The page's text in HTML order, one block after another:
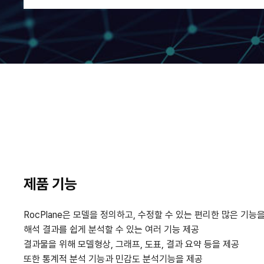
제품 기능
RocPlane은 모델을 정의하고, 수정할 수 있는 편리한 많은 기능
해석 결과를 쉽게 분석할 수 있는 여러 기능 제공
결과물을 위해 모델형상, 그래프, 도표, 결과 요약 등을 제공
또한 통계적 분석 기능과 민감도 분석기능을 제공